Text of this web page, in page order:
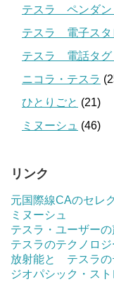
テスラ ペンダン
テスラ 電子スタ
テスラ 電話タグ
ニコラ・テスラ
ひとりごと (21)
ミヌーシュ (46)
リンク
元国際線CAのセレ
ミヌーシュ
テスラ・ユーザーの
テスラのテクノロジ
放射能と テスラの
ジオパシック・スト